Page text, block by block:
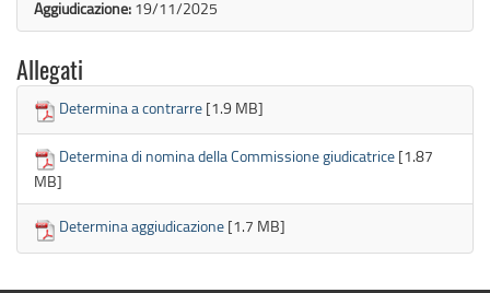
Aggiudicazione: 19/11/2025
Allegati
Determina a contrarre [1.9 MB]
Determina di nomina della Commissione giudicatrice [1.87
MB]
Determina aggiudicazione [1.7 MB]